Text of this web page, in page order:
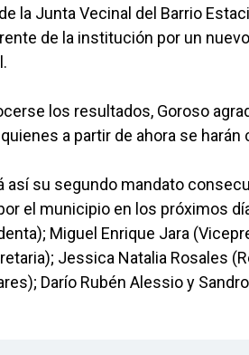
la Junta Vecinal del Barrio
de la institución por un
los resultados, Goroso
a partir de ahora se
así su segundo mandato
el municipio en los próximos
Miguel Enrique Jara
Jessica Natalia Rosales
Darío Rubén Alessio y